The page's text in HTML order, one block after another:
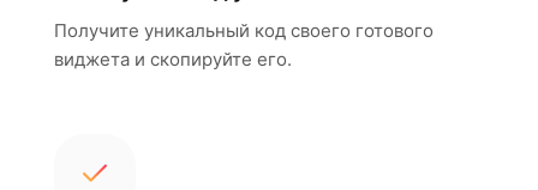
Получите уникальный код своего готового
виджета и скопируйте его.